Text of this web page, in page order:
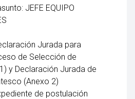
JEFE EQUIPO
Jurada para
de Selección de
y Declaración Jurada de
(Anexo 2)
de postulación